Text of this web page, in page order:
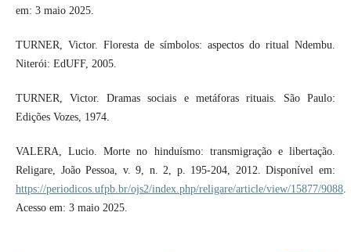
em: 3 maio 2025.
TURNER, Victor. Floresta de símbolos: aspectos do ritual Ndembu.
Niterói: EdUFF, 2005.
TURNER, Victor. Dramas sociais e metáforas rituais. São Paulo:
Edições Vozes, 1974.
VALERA, Lucio. Morte no hinduísmo: transmigração e libertação.
Religare, João Pessoa, v. 9, n. 2, p. 195-204, 2012. Disponível em:
https://periodicos.ufpb.br/ojs2/index.php/religare/article/view/15877/9088.
Acesso em: 3 maio 2025.